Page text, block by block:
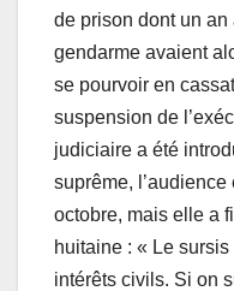
de prison dont un
gendarme avaient
se pourvoir en
suspension de
judiciaire a été
suprême,
octobre, mais elle a
huitaine : « Le
intérêts civils. Si on